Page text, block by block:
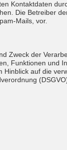
Kontaktdaten
Die Betreiber
Mails, vor.
Zweck der
Funktionen und
auf die